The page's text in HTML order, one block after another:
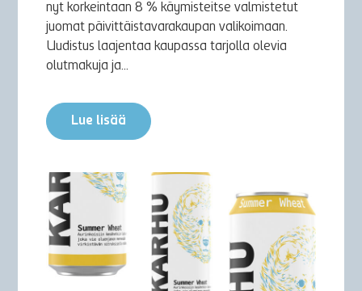
nyt korkeintaan 8 % käymisteitse valmistetut
juomat päivittäistavarakaupan valikoimaan.
Uudistus laajentaa kaupassa tarjolla olevia
olutmakuja ja...
Lue lisää